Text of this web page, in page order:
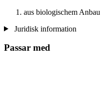
aus biologischem Anbau
Juridisk information
Passar med